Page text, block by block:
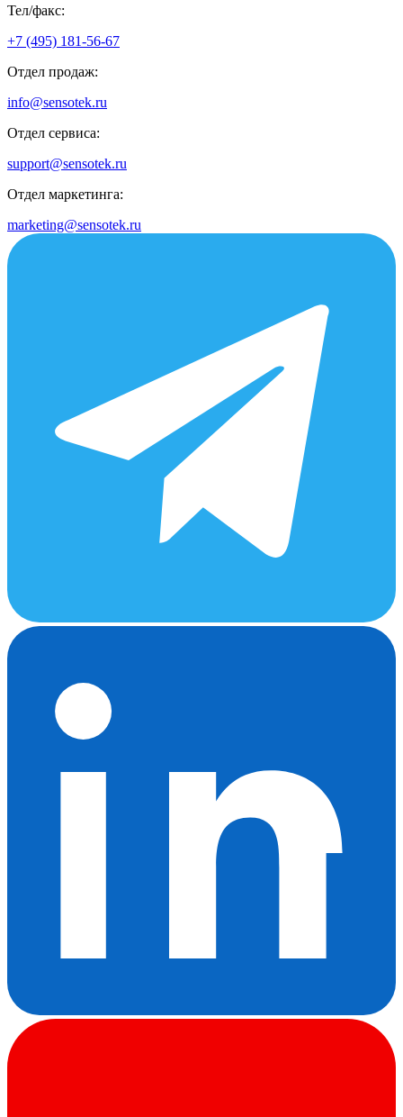
Тел/факс:
+7 (495) 181-56-67
Отдел продаж:
info@sensotek.ru
Отдел сервиса:
support@sensotek.ru
Отдел маркетинга:
marketing@sensotek.ru